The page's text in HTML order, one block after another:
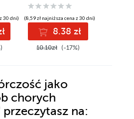
30 dni)
zagadnienia
do kształcenia
nauczycieli
i pedagogów
szkolnych
(8,59 zł najniższa cena z 30 dni)
8.38 zł
10.10zł (-17%)
jako
chorych
przeczytasz na: